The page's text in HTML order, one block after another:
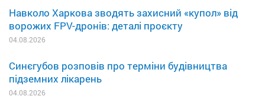
Навколо Харкова зводять захисний «купол» від
ворожих FPV-дронів: деталі проєкту
04.08.2026
Синєгубов розповів про терміни будівництва
підземних лікарень
04.08.2026